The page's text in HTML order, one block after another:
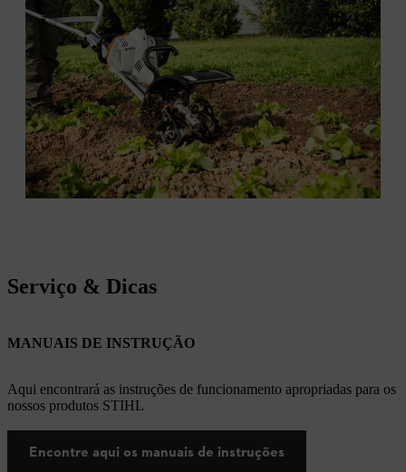
Serviço & Dicas
MANUAIS DE INSTRUÇÃO
Aqui encontrará as instruções de funcionamento apropriadas para os
nossos produtos STIHL
Encontre aqui os manuais de instruções